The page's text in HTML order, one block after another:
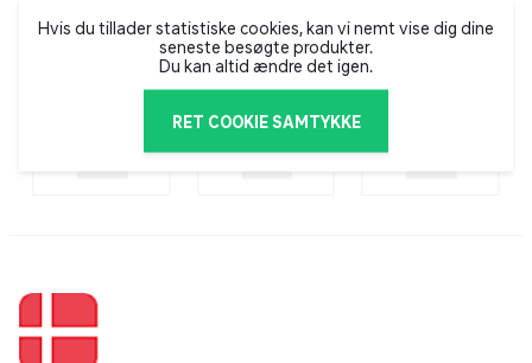
Hvis du tillader statistiske cookies, kan vi nemt vise dig dine
seneste besøgte produkter.
Du kan altid ændre det igen.
RET COOKIE SAMTYKKE